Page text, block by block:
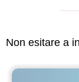
Non esitare a